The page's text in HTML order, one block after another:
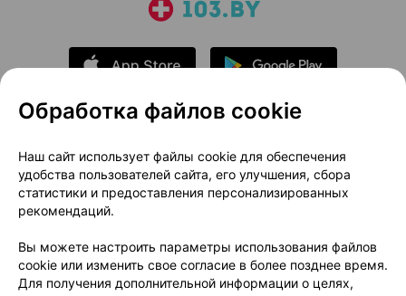
О проекте
Новости проекта
Размещение рекламы
Медицинский маркетинг
Публичный договор
Доставка
Способы оплаты
Вакансии
Партнеры
Написать руководителю 103.by
Обработка файлов cookie
Наш сайт использует файлы cookie для обеспечения
удобства пользователей сайта, его улучшения, сбора
статистики и предоставления персонализированных
рекомендаций.
Вы можете настроить параметры использования файлов
cookie или изменить свое согласие в более позднее время.
Для получения дополнительной информации о целях,